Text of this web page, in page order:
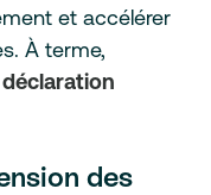
et accélérer
À terme,
des